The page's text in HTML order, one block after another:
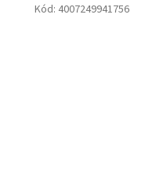
Kód: 4007249941756